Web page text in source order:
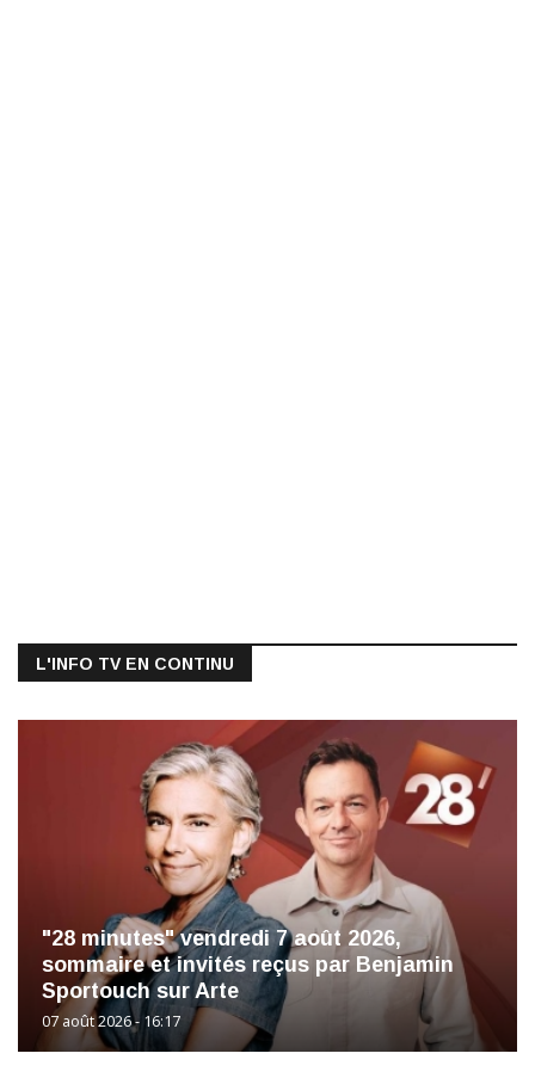
L'INFO TV EN CONTINU
"28 minutes" vendredi 7 août 2026,
sommaire et invités reçus par Benjamin
Sportouch sur Arte
07 août 2026 - 16:17